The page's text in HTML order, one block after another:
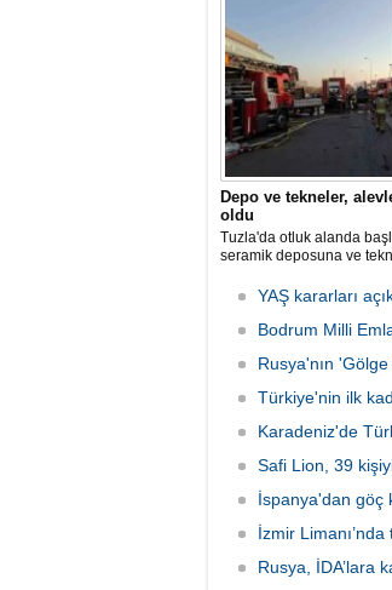
Depo ve tekneler,
oldu
Tuzla'da otluk alanda
seramik deposuna ve
alevleri kontrol altına aldı.
YAŞ kararları
Bodrum Milli
Rusya'nın
Türkiye'nin ilk
Karadeniz'de
Safi Lion, 39
İspanya'dan göç
İzmir
Rusya, İDA’lara